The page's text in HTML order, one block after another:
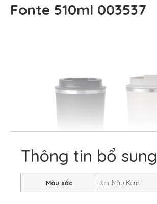
Fonte 510ml 003537
Thông tin bổ sung
Màu sắc Đen, Màu Kem